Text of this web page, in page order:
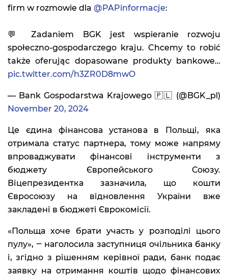
firm w rozmowie dla @PAPinformacje:
💬 Zadaniem BGK jest wspieranie rozwoju
społeczno-gospodarczego kraju. Chcemy to robić
także oferując dopasowane produkty bankowe…
pic.twitter.com/h3ZR0D8mwO
— Bank Gospodarstwa Krajowego 🇵🇱 (@BGK_pl)
November 20, 2024
Це єдина фінансова установа в Польщі, яка
отримала статус партнера, тому може напряму
впроваджувати фінансові інструменти з
бюджету Європейського Союзу.
Віцепрезидентка зазначила, що кошти
Євросоюзу на відновлення України вже
закладені в бюджеті Єврокомісії.
«Польща хоче брати участь у розподілі цього
пулу», ‒ наголосила заступниця очільника банку
і, згідно з рішенням керівної ради, банк подає
заявку на отримання коштів щодо фінансових